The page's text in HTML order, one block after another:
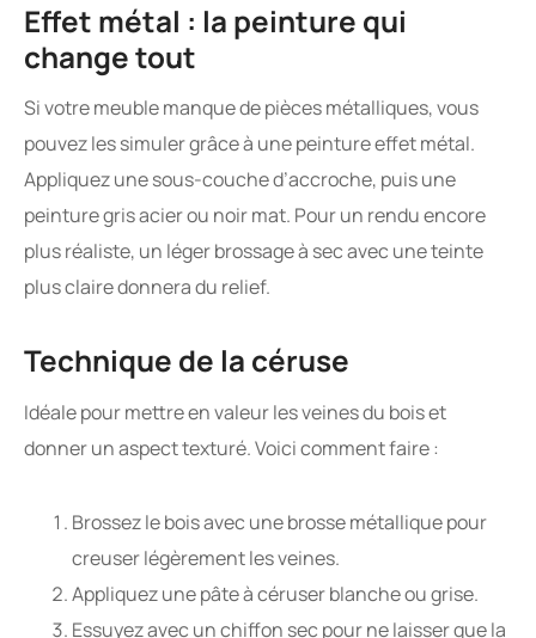
Effet métal : la peinture qui
change tout
Si votre meuble manque de pièces métalliques, vous
pouvez les simuler grâce à une peinture effet métal.
Appliquez une sous-couche d’accroche, puis une
peinture gris acier ou noir mat. Pour un rendu encore
plus réaliste, un léger brossage à sec avec une teinte
plus claire donnera du relief.
Technique de la céruse
Idéale pour mettre en valeur les veines du bois et
donner un aspect texturé. Voici comment faire :
Brossez le bois avec une brosse métallique pour
creuser légèrement les veines.
Appliquez une pâte à céruser blanche ou grise.
Essuyez avec un chiffon sec pour ne laisser que la